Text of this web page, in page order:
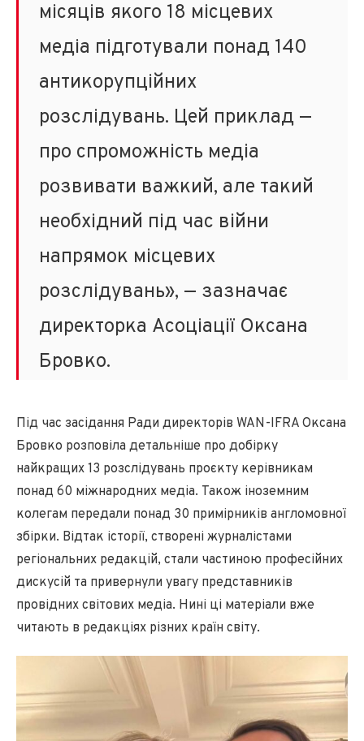
місяців якого 18 місцевих
медіа підготували понад 140
антикорупційних
розслідувань. Цей приклад —
про спроможність медіа
розвивати важкий, але такий
необхідний під час війни
напрямок місцевих
розслідувань», — зазначає
директорка Асоціації Оксана
Бровко.
Під час засідання Ради директорів WAN-IFRA Оксана
Бровко розповіла детальніше про добірку
найкращих 13 розслідувань проєкту керівникам
понад 60 міжнародних медіа. Також іноземним
колегам передали понад 30 примірників англомовної
збірки. Відтак історії, створені журналістами
регіональних редакцій, стали частиною професійних
дискусій та привернули увагу представників
провідних світових медіа. Нині ці матеріали вже
читають в редакціях різних країн світу.